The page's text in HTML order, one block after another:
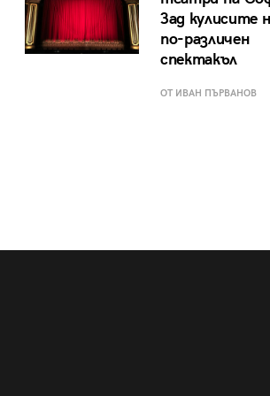
Зад кулисите
по-различен
спектакъл
ОТ ИВАН ПЪРВАНОВ